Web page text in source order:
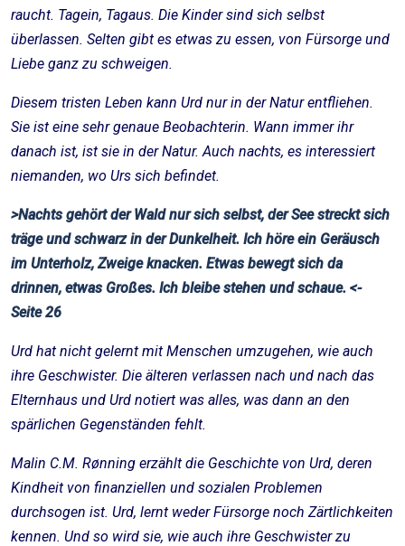
raucht. Tagein, Tagaus. Die Kinder sind sich selbst
überlassen. Selten gibt es etwas zu essen, von Fürsorge und
Liebe ganz zu schweigen.
Diesem tristen Leben kann Urd nur in der Natur entfliehen.
Sie ist eine sehr genaue Beobachterin. Wann immer ihr
danach ist, ist sie in der Natur. Auch nachts, es interessiert
niemanden, wo Urs sich befindet.
>Nachts gehört der Wald nur sich selbst, der See streckt sich
träge und schwarz in der Dunkelheit. Ich höre ein Geräusch
im Unterholz, Zweige knacken. Etwas bewegt sich da
drinnen, etwas Großes. Ich bleibe stehen und schaue. <-
Seite 26
Urd hat nicht gelernt mit Menschen umzugehen, wie auch
ihre Geschwister. Die älteren verlassen nach und nach das
Elternhaus und Urd notiert was alles, was dann an den
spärlichen Gegenständen fehlt.
Malin C.M. Rønning erzählt die Geschichte von Urd, deren
Kindheit von finanziellen und sozialen Problemen
durchsogen ist. Urd, lernt weder Fürsorge noch Zärtlichkeiten
kennen. Und so wird sie, wie auch ihre Geschwister zu